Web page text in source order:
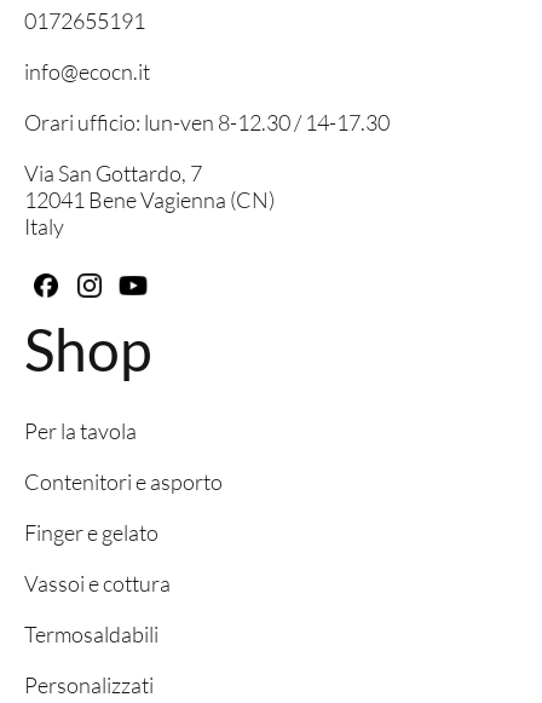
0172655191
info@ecocn.it
Orari ufficio: lun-ven 8-12.30 / 14-17.30
Via San Gottardo, 7
12041 Bene Vagienna (CN)
Italy
Shop
Per la tavola
Contenitori e asporto
Finger e gelato
Vassoi e cottura
Termosaldabili
Personalizzati